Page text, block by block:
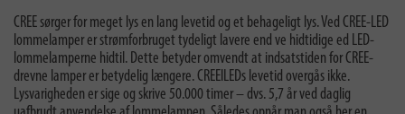
CREE sørger for meget lys en lang levetid og et behageligt lys. Ved CREE-LED
lommelamper er strømforbruget tydeligt lavere end ve hidtidige ed LED-
lommelamperne hidtil. Dette betyder omvendt at indsatstiden for CREE-
drevne lamper er betydelig længere. CREElLEDs levetid overgås ikke.
Lysvarigheden er sige og skrive 50.000 timer – dvs. 5,7 år ved daglig